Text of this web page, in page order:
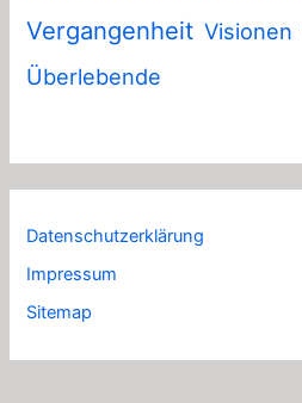
Vergangenheit Visionen
Überlebende
Datenschutzerklärung
Impressum
Sitemap